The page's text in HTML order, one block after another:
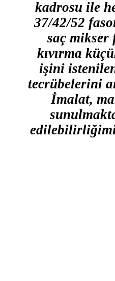
kadrosu ile
37/42/52
saç mikser
kıvırma
işini
tecrübelerini
İmalat,